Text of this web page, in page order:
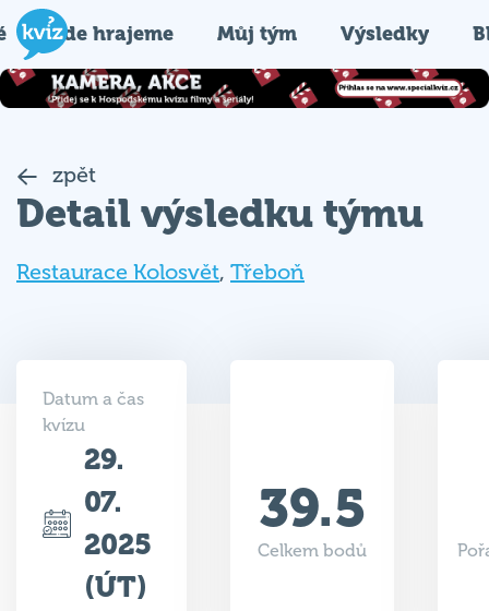
Kde hrajeme Můj tým Výsledky
zpět
Detail výsledku týmu
Restaurace Kolosvět, Třeboň
Datum a čas
kvízu
29.
07.
2025
(ÚT)
39.5
Celkem bodů